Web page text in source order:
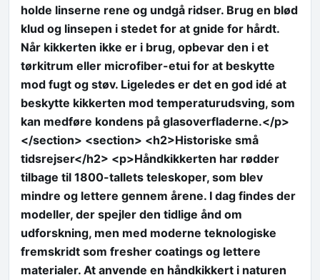
holde linserne rene og undgå ridser. Brug en blød
klud og linsepen i stedet for at gnide for hårdt.
Når kikkerten ikke er i brug, opbevar den i et
tørkitrum eller microfiber-etui for at beskytte
mod fugt og støv. Ligeledes er det en god idé at
beskytte kikkerten mod temperaturudsving, som
kan medføre kondens på glasoverfladerne.</p>
</section> <section> <h2>Historiske små
tidsrejser</h2> <p>Håndkikkerten har rødder
tilbage til 1800-tallets teleskoper, som blev
mindre og lettere gennem årene. I dag findes der
modeller, der spejler den tidlige ånd om
udforskning, men med moderne teknologiske
fremskridt som fresher coatings og lettere
materialer. At anvende en håndkikkert i naturen